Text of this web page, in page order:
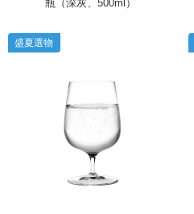
瓶（深灰、500ml）
盛夏選物